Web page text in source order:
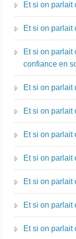
Et si on
Et si on
Et si on parlait
confiance en
Et si on
Et si on
Et si on
Et si on
Et si on
Et si on
Et si on